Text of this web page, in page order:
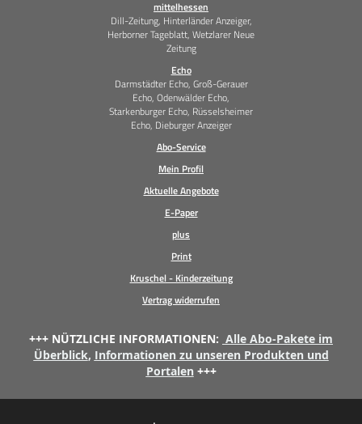
mittelhessen
Dill-Zeitung, Hinterländer Anzeiger,
Herborner Tageblatt, Wetzlarer Neue
Zeitung
Echo
Darmstädter Echo, Groß-Gerauer
Echo, Odenwälder Echo,
Starkenburger Echo, Rüsselsheimer
Echo, Dieburger Anzeiger
Abo-Service
Mein Profil
Aktuelle Angebote
E-Paper
plus
Print
Kruschel - Kinderzeitung
Vertrag widerrufen
+++ NÜTZLICHE INFORMATIONEN: Alle Abo-Pakete im
Überblick, Informationen zu unseren Produkten und
Portalen +++